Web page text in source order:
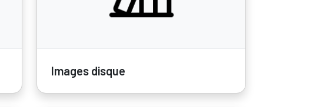
Images disque